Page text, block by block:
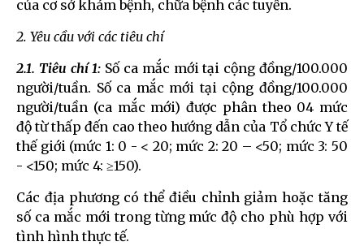
của cơ sở khám bệnh, chữa bệnh các tuyến.
2. Yêu cầu với các tiêu chí
2.1. Tiêu chí 1: Số ca mắc mới tại cộng đồng/100.000
người/tuần. Số ca mắc mới tại cộng đồng/100.000
người/tuần (ca mắc mới) được phân theo 04 mức
độ từ thấp đến cao theo hướng dẫn của Tổ chức Y tế
thế giới (mức 1: 0 - < 20; mức 2: 20 – <50; mức 3: 50
- <150; mức 4: ≥150).
Các địa phương có thể điều chỉnh giảm hoặc tăng
số ca mắc mới trong từng mức độ cho phù hợp với
tình hình thực tế.